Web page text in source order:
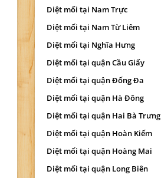
Diệt mối tại Nam Trực
Diệt mối tại Nam Từ Liêm
Diệt mối tại Nghĩa Hưng
Diệt mối tại quận Cầu Giấy
Diệt mối tại quận Đống Đa
Diệt mối tại quận Hà Đông
Diệt mối tại quận Hai Bà Trưng
Diệt mối tại quận Hoàn Kiếm
Diệt mối tại quận Hoàng Mai
Diệt mối tại quận Long Biên